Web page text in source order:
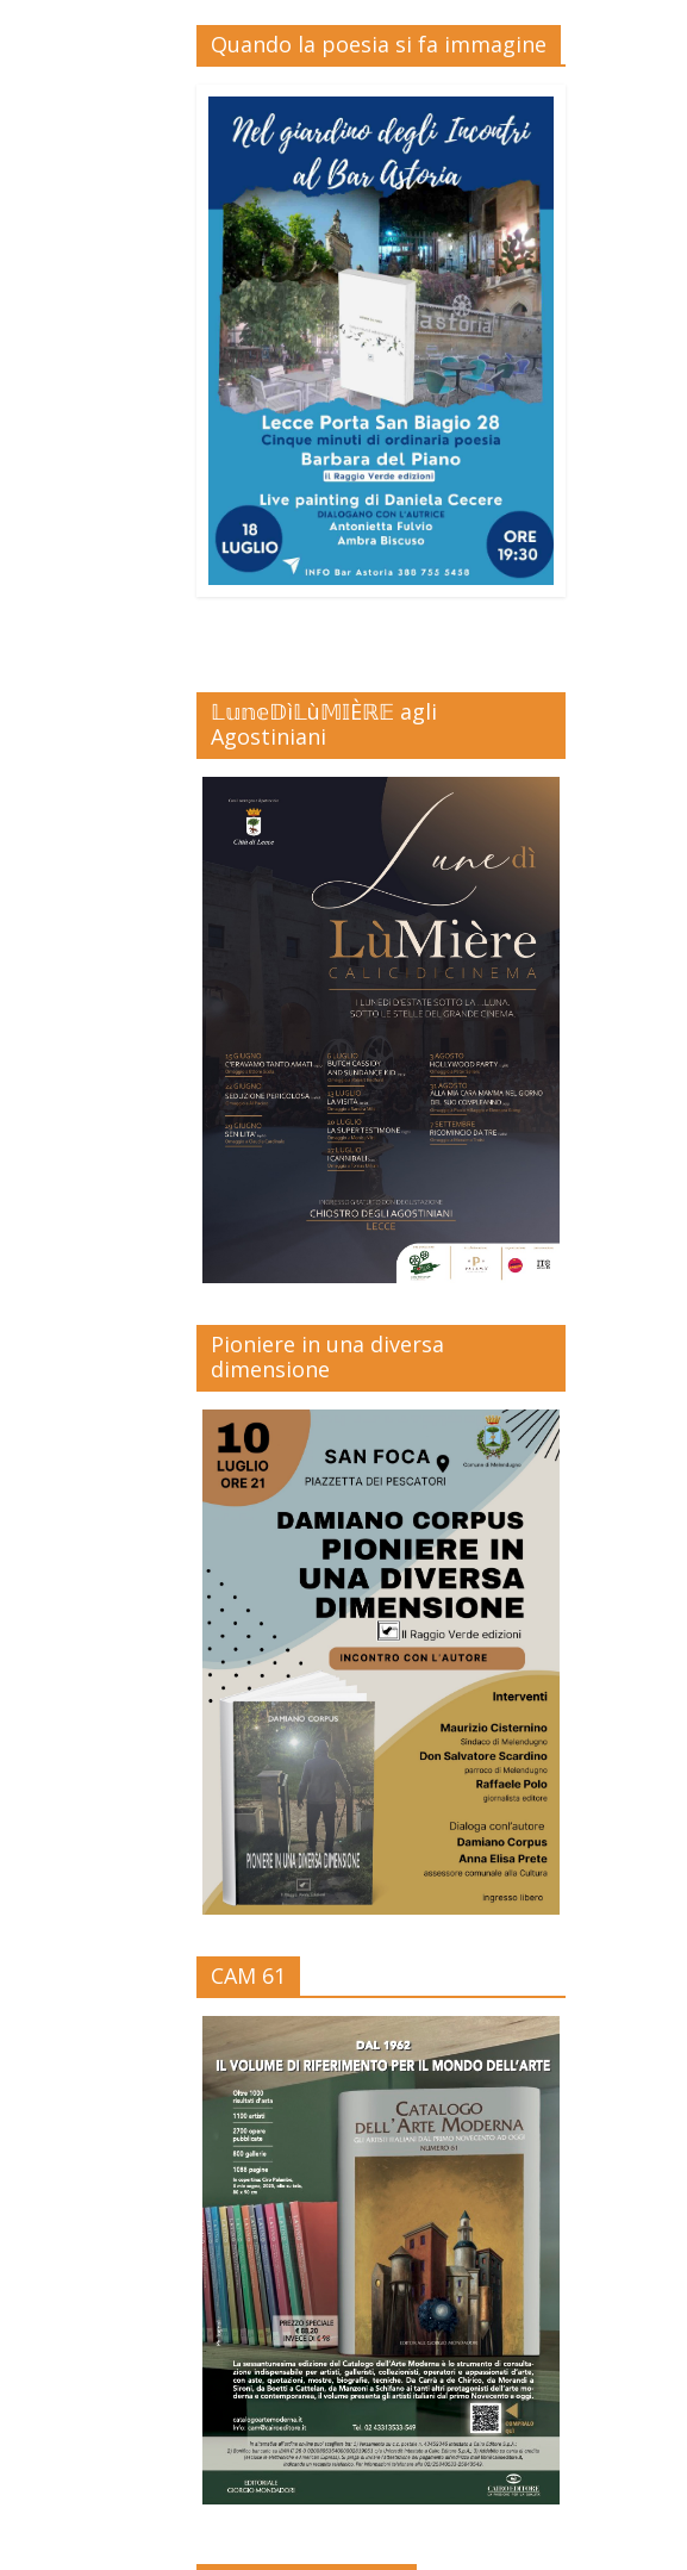
Quando la poesia si fa immagine
𝕃𝕦𝕟𝕖𝔻ì𝕃ù𝕄𝕀Èℝ𝔼 agli
Agostiniani
Pioniere in una diversa
dimensione
CAM 61